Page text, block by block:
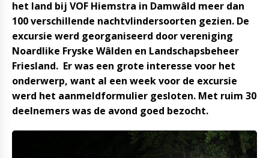
het land bij VOF Hiemstra in Damwâld meer dan
100 verschillende nachtvlindersoorten gezien. De
excursie werd georganiseerd door vereniging
Noardlike Fryske Wâlden en Landschapsbeheer
Friesland. Er was een grote interesse voor het
onderwerp, want al een week voor de excursie
werd het aanmeldformulier gesloten. Met ruim 30
deelnemers was de avond goed bezocht.